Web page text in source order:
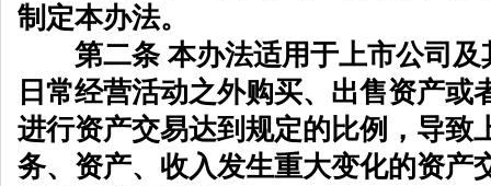
制定本办法。
第二条 本办法适用于上市公司及
日常经营活动之外购买、出售资产或
进行资产交易达到规定的比例，导致
务、资产、收入发生重大变化的资产